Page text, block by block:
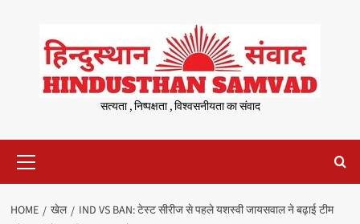
content
सत्यता , निष्पक्षता , विश्वसनीयता का संवाद
Menu
HOME खेल
IND VS BAN: टेस्ट सीरीज से पहले यशस्वी जायसवाल ने बढ़ाई टीम